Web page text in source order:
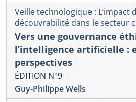
Veille technologique : L’impact
découvrabilité dans le secteur
Vers une gouvernance
l’intelligence artificielle :
perspectives
ÉDITION N°9
Guy-Philippe Wells